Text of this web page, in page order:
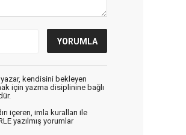
kendisini bekleyen
için yazma disiplinine bağlı
içeren, imla kuralları ile
yazılmış yorumlar